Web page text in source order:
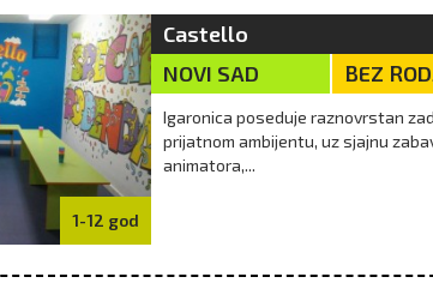
1-12 god
Castello
NOVI SAD
BEZ
Igaronica poseduje raznovrstan
prijatnom ambijentu, uz sjajnu
animatora,...